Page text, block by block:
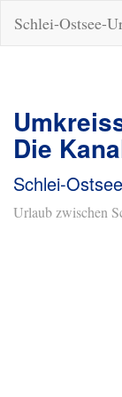
Schlei-Ostsee-
Die
Schlei-
Urlaub zwischen